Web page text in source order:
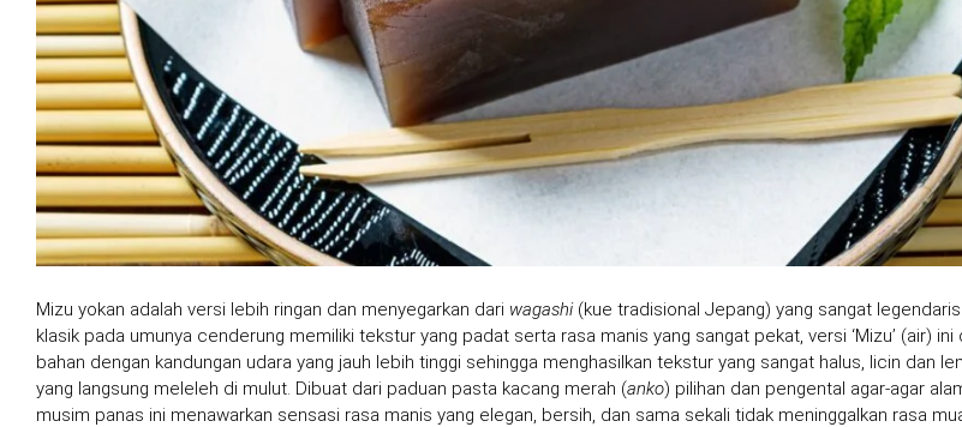
Mizu yokan adalah versi lebih ringan dan menyegarkan dari wagashi(kue tradisional Jepang) yang sangat
klasik pada umunya cenderung memiliki tekstur yang padat serta rasa manis yang sangat pekat, versi ‘Mizu’ (air) ini
bahan dengan kandungan udara yang jauh lebih tinggi sehingga menghasilkan tekstur yang sangat halus, licin dan
yang langsung meleleh di mulut. Dibuat dari paduan pasta kacang merah (anko) pilihan dan pengental agar-agar
musim panas ini menawarkan sensasi rasa manis yang elegan, bersih, dan sama sekali tidak meninggalkan rasa